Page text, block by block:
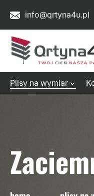
info@qrtyna4u.pl
Plisy na wymiar